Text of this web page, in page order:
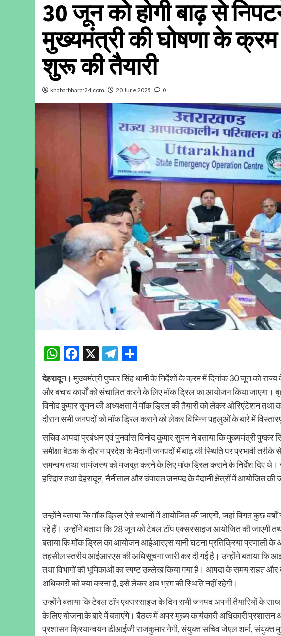
30 जून को होगी बाढ़ से
मुख्यमंत्री की घोषणा के
शुरू की तैयारी
khabarbharat24.com 20 June 2025 0
WhatsApp
Facebook
X Telegram
देहरादून। मुख्यमंत्री पुष्कर सिंह धामी के निर्देशों के क्रम में दिनांक 30 जून को राज्य
और बचाव कार्यों को संचालित करने के लिए मॉक ड्रिल का आयोजन किया जाएगा।
विनोद कुमार सुमन की अध्यक्षता में मॉक ड्रिल की तैयारी को लेकर ओरिएंटेशन
दौरान सभी जनपदों को मॉक ड्रिल कराने को लेकर विभिन्न पहलुओं के बारे में
सचिव आपदा प्रबंधन एवं पुनर्वास विनोद कुमार सुमन ने बताया कि मुख्यमंत्री पुष्कर
समीक्षा बैठक के दौरान प्रदेश के मैदानी जनपदों में बाढ़ की स्थिति पर प्रभावी तरीके
समन्वय तथा सामंजस्य को मजबूत करने के लिए मॉक ड्रिल कराने के निर्देश दिए थे।
हरिद्वार तथा देहरादून, नैनीताल और चंपावत जनपद के मैदानी क्षेत्रों में आयोजित की
उन्होंने बताया कि मॉक ड्रिल ऐसे स्थानों में आयोजित की जाएगी, जहां विगत कुछ
रहे हैं। उन्होंने बताया कि 28 जून को टेबल टॉप एक्सरसाइज आयोजित की जाएगी
बताया कि मॉक ड्रिल का आयोजन आईआरएस यानी घटना प्रतिक्रिया प्रणाली के
तहसील स्तरीय आईआरएस की अधिसूचना जारी कर दी गई है। उन्होंने बताया कि
तथा विभागों की भूमिकाओं का स्पष्ट उल्लेख किया गया है। आपदा के समय राहत और
अधिकारी को क्या करना है, इसे लेकर अब भ्रम की स्थिति नहीं रहेगी।
उन्होंने बताया कि टेबल टॉप एक्सरसाइज के दिन सभी जनपद अपनी तैयारियों के
के लिए योजना के बारे में बताएंगे। बैठक में अपर मुख्य कार्यकारी अधिकारी
प्रशासन क्रियान्वयन डीआईजी राजकुमार नेगी, संयुक्त सचिव जेएल शर्मा, संयुक्त